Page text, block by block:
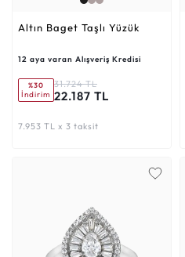
Altın Baget Taşlı Yüzük
12 aya varan Alışveriş Kredisi
%30
İndirim
31.724 TL
22.187 TL
7.953 TL x 3 taksit